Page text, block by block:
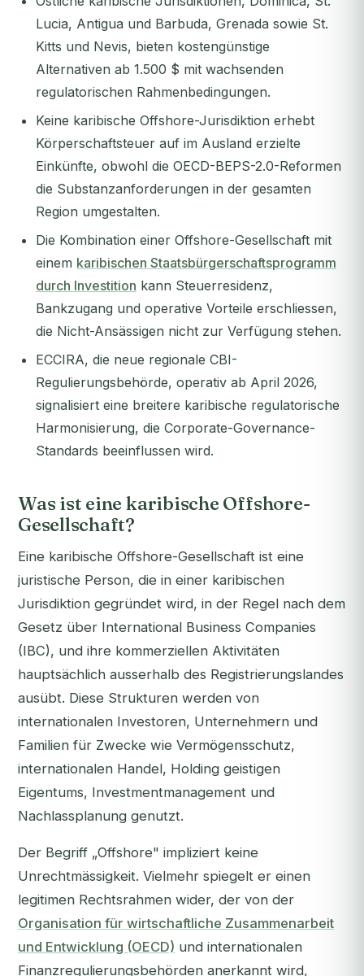
Lucia, Antigua und Barbuda, Grenada sowie St.
Kitts und Nevis, bieten kostengünstige
Alternativen ab 1.500 $ mit wachsenden
regulatorischen Rahmenbedingungen.
Keine karibische Offshore-Jurisdiktion erhebt
Körperschaftsteuer auf im Ausland erzielte
Einkünfte, obwohl die OECD-BEPS-2.0-Reformen
die Substanzanforderungen in der gesamten
Region umgestalten.
Die Kombination einer Offshore-Gesellschaft mit
einem karibischen Staatsbürgerschaftsprogramm
durch Investition kann Steuerresidenz,
Bankzugang und operative Vorteile erschliessen,
die Nicht-Ansässigen nicht zur Verfügung stehen.
ECCIRA, die neue regionale CBI-
Regulierungsbehörde, operativ ab April 2026,
signalisiert eine breitere karibische regulatorische
Harmonisierung, die Corporate-Governance-
Standards beeinflussen wird.
Was ist eine karibische Offshore-
Gesellschaft?
Eine karibische Offshore-Gesellschaft ist eine
juristische Person, die in einer karibischen
Jurisdiktion gegründet wird, in der Regel nach dem
Gesetz über International Business Companies
(IBC), und ihre kommerziellen Aktivitäten
hauptsächlich ausserhalb des Registrierungslandes
ausübt. Diese Strukturen werden von
internationalen Investoren, Unternehmern und
Familien für Zwecke wie Vermögensschutz,
internationalen Handel, Holding geistigen
Eigentums, Investmentmanagement und
Nachlassplanung genutzt.
Der Begriff „Offshore" impliziert keine
Unrechtmässigkeit. Vielmehr spiegelt er einen
legitimen Rechtsrahmen wider, der von der
Organisation für wirtschaftliche Zusammenarbeit
und Entwicklung (OECD) und internationalen
Finanzregulierungsbehörden anerkannt wird,